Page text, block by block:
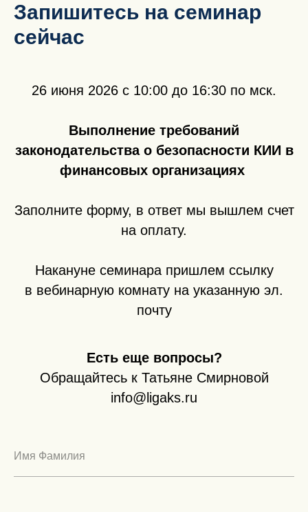
Запишитесь на семинар
сейчас
26 июня 2026 с 10:00 до 16:30 по мск.
Выполнение требований
законодательства о безопасности КИИ в
финансовых организациях
Заполните форму, в ответ мы вышлем счет
на оплату.
Накануне семинара пришлем ссылку
в вебинарную комнату на указанную эл.
почту
Есть еще вопросы?
Обращайтесь к Татьяне Смирновой
info@ligaks.ru